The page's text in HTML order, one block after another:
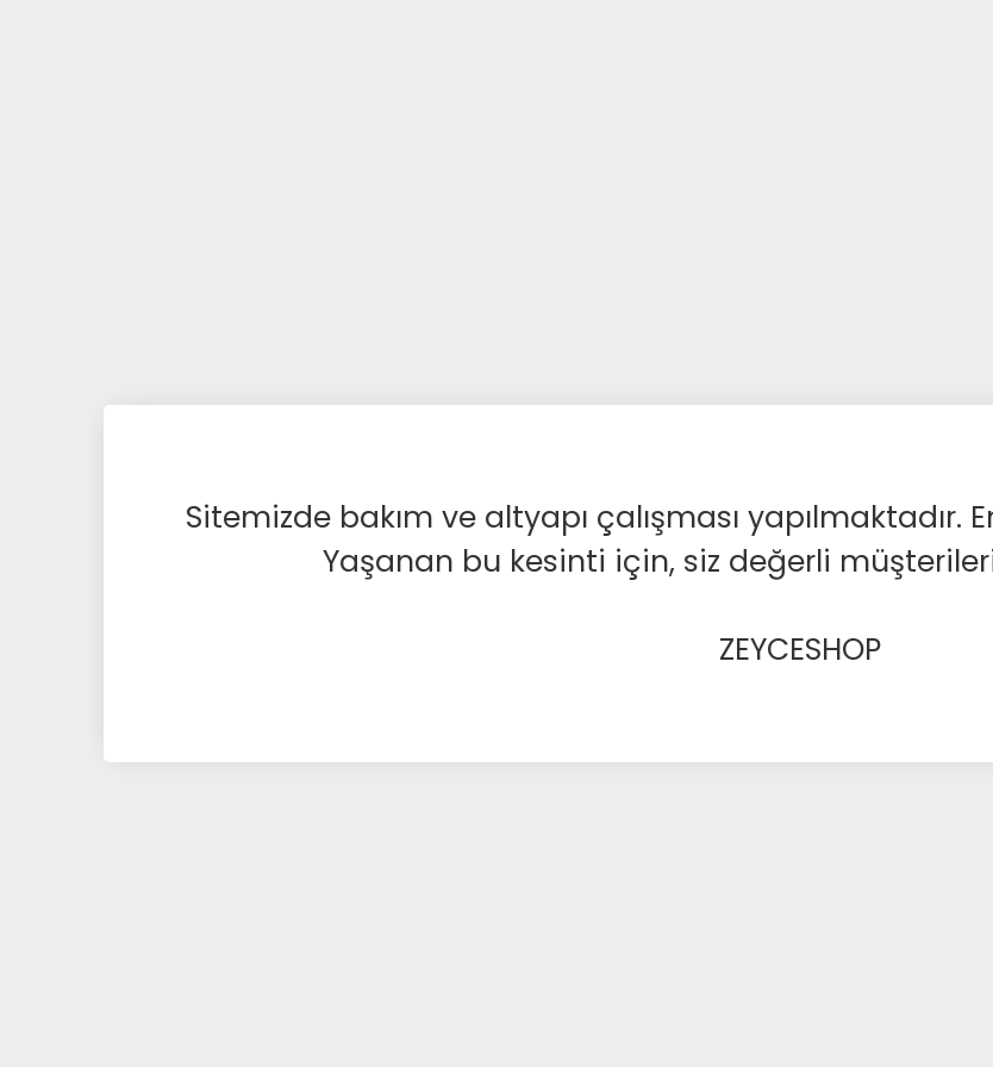
Sitemizde bakım ve altyapı çalışması yapılmaktadır.
Yaşanan bu kesinti için, siz değerli
ZEYCESHOP